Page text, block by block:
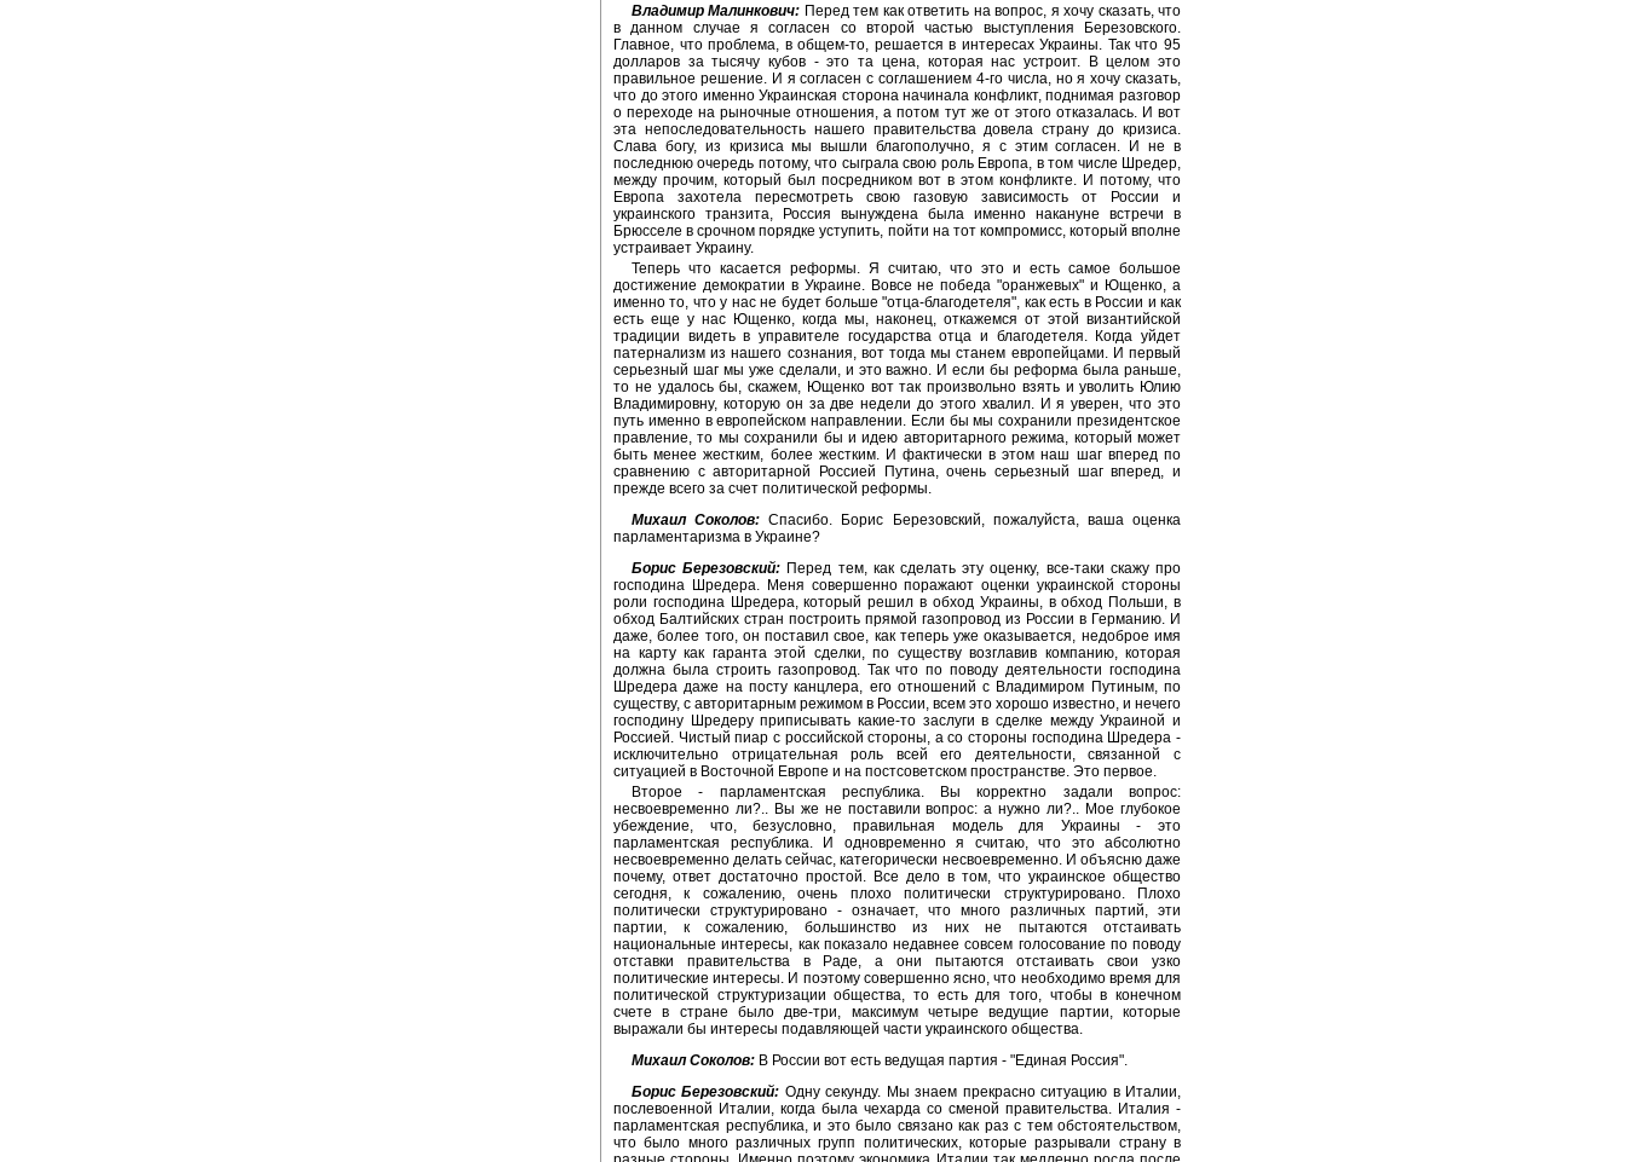
Владимир Малинкович: Перед тем как ответить на вопрос, я хочу сказать, что
в данном случае я согласен со второй частью выступления Березовского.
Главное, что проблема, в общем-то, решается в интересах Украины. Так что 95
долларов за тысячу кубов - это та цена, которая нас устроит. В целом это
правильное решение. И я согласен с соглашением 4-го числа, но я хочу сказать,
что до этого именно Украинская сторона начинала конфликт, поднимая разговор
о переходе на рыночные отношения, а потом тут же от этого отказалась. И вот
эта непоследовательность нашего правительства довела страну до кризиса.
Слава богу, из кризиса мы вышли благополучно, я с этим согласен. И не в
последнюю очередь потому, что сыграла свою роль Европа, в том числе Шредер,
между прочим, который был посредником вот в этом конфликте. И потому, что
Европа захотела пересмотреть свою газовую зависимость от России и
украинского транзита, Россия вынуждена была именно накануне встречи в
Брюсселе в срочном порядке уступить, пойти на тот компромисс, который вполне
устраивает Украину.
Теперь что касается реформы. Я считаю, что это и есть самое большое
достижение демократии в Украине. Вовсе не победа "оранжевых" и Ющенко, а
именно то, что у нас не будет больше "отца-благодетеля", как есть в России и как
есть еще у нас Ющенко, когда мы, наконец, откажемся от этой византийской
традиции видеть в управителе государства отца и благодетеля. Когда уйдет
патернализм из нашего сознания, вот тогда мы станем европейцами. И первый
серьезный шаг мы уже сделали, и это важно. И если бы реформа была раньше,
то не удалось бы, скажем, Ющенко вот так произвольно взять и уволить Юлию
Владимировну, которую он за две недели до этого хвалил. И я уверен, что это
путь именно в европейском направлении. Если бы мы сохранили президентское
правление, то мы сохранили бы и идею авторитарного режима, который может
быть менее жестким, более жестким. И фактически в этом наш шаг вперед по
сравнению с авторитарной Россией Путина, очень серьезный шаг вперед, и
прежде всего за счет политической реформы.
Михаил Соколов: Спасибо. Борис Березовский, пожалуйста, ваша оценка
парламентаризма в Украине?
Борис Березовский: Перед тем, как сделать эту оценку, все-таки скажу про
господина Шредера. Меня совершенно поражают оценки украинской стороны
роли господина Шредера, который решил в обход Украины, в обход Польши, в
обход Балтийских стран построить прямой газопровод из России в Германию. И
даже, более того, он поставил свое, как теперь уже оказывается, недоброе имя
на карту как гаранта этой сделки, по существу возглавив компанию, которая
должна была строить газопровод. Так что по поводу деятельности господина
Шредера даже на посту канцлера, его отношений с Владимиром Путиным, по
существу, с авторитарным режимом в России, всем это хорошо известно, и нечего
господину Шредеру приписывать какие-то заслуги в сделке между Украиной и
Россией. Чистый пиар с российской стороны, а со стороны господина Шредера -
исключительно отрицательная роль всей его деятельности, связанной с
ситуацией в Восточной Европе и на постсоветском пространстве. Это первое.
Второе - парламентская республика. Вы корректно задали вопрос:
несвоевременно ли?.. Вы же не поставили вопрос: а нужно ли?.. Мое глубокое
убеждение, что, безусловно, правильная модель для Украины - это
парламентская республика. И одновременно я считаю, что это абсолютно
несвоевременно делать сейчас, категорически несвоевременно. И объясню даже
почему, ответ достаточно простой. Все дело в том, что украинское общество
сегодня, к сожалению, очень плохо политически структурировано. Плохо
политически структурировано - означает, что много различных партий, эти
партии, к сожалению, большинство из них не пытаются отстаивать
национальные интересы, как показало недавнее совсем голосование по поводу
отставки правительства в Раде, а они пытаются отстаивать свои узко
политические интересы. И поэтому совершенно ясно, что необходимо время для
политической структуризации общества, то есть для того, чтобы в конечном
счете в стране было две-три, максимум четыре ведущие партии, которые
выражали бы интересы подавляющей части украинского общества.
Михаил Соколов: В России вот есть ведущая партия - "Единая Россия".
Борис Березовский: Одну секунду. Мы знаем прекрасно ситуацию в Италии,
послевоенной Италии, когда была чехарда со сменой правительства. Италия -
парламентская республика, и это было связано как раз с тем обстоятельством,
что было много различных групп политических, которые разрывали страну в